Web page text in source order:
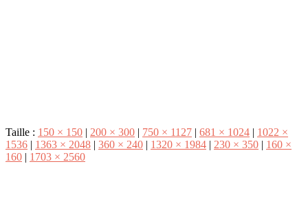
Taille : 150 × 150 | 200 × 300 | 750 × 1127 | 681 × 1024 | 1022 ×
1536 | 1363 × 2048 | 360 × 240 | 1320 × 1984 | 230 × 350 | 160 ×
160 | 1703 × 2560